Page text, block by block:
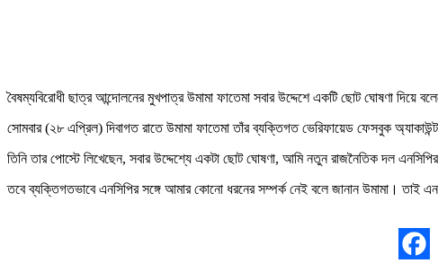
বৈষম্যবিরোধী ছাত্র আন্দোলনের মুখপাত্র উমামা ফাতেমা সবার উদ্দেশে একটি ছোট ঘোষণা দিয়ে
সোমবার (২৮ এপ্রিল) দিবাগত রাতে উমামা ফাতেমা তাঁর ব্যক্তিগত ভেরিফায়েড ফেসবুক
তিনি তার পোস্টে লিখেছেন, সবার উদ্দেশ্যে একটা ছোট ঘোষণা, আমি নতুন রাজনৈতিক দল
তবে ব্যক্তিগতভাবে এনসিপির সঙ্গে আমার কোনো ধরনের সম্পর্ক নেই বলে জানান উমামা।